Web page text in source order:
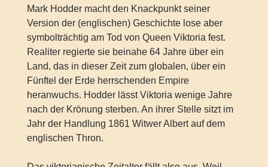
Mark Hodder macht den Knackpunkt seiner
Version der (englischen) Geschichte lose aber
symbolträchtig am Tod von Queen Viktoria fest.
Realiter regierte sie beinahe 64 Jahre über ein
Land, das in dieser Zeit zum globalen, über ein
Fünftel der Erde herrschenden Empire
heranwuchs. Hodder lässt Viktoria wenige Jahre
nach der Krönung sterben. An ihrer Stelle sitzt im
Jahr der Handlung 1861 Witwer Albert auf dem
englischen Thron.